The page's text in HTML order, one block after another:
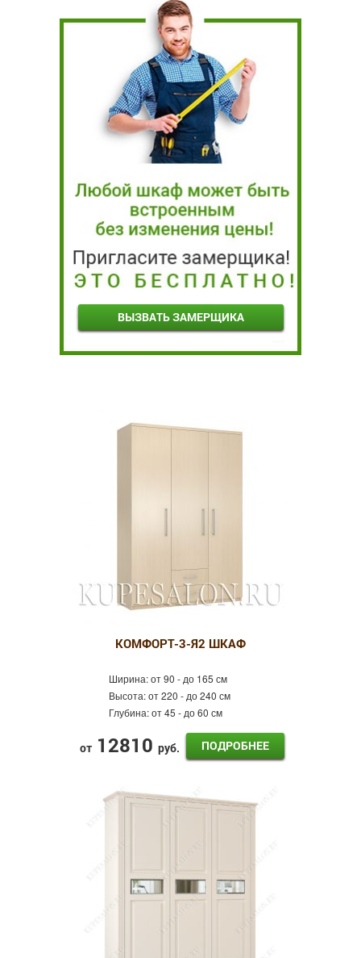
ВЫЗВАТЬ ЗАМЕРЩИКА
КОМФОРТ-3-Я2 ШКАФ
Ширина:от 90 - до 165 см
Высота:от 220 - до 240 см
Глубина:от 45 - до 60 см
от 12810 руб. ПОДРОБНЕЕ